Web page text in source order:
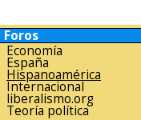
Foros
Economía
España
Hispanoamérica
Internacional
liberalismo.org
Teoría política